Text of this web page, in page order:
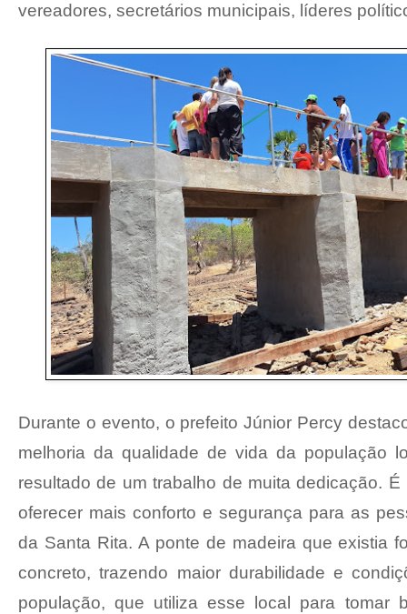
vereadores, secretários municipais, líderes
Durante o evento, o prefeito Júnior Percy
melhoria da qualidade de vida da população
resultado de um trabalho de muita dedicação.
oferecer mais conforto e segurança para as
da Santa Rita. A ponte de madeira que existia
concreto, trazendo maior durabilidade e
população, que utiliza esse local para tomar